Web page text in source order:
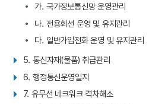
가. 국가정보통신망 운영관리
나. 전용회선 운영 및 유지관리
다. 일반가입전화 운영 및 유지관리
5. 통신자재(물품) 취급관리
6. 행정통신운영일지
7. 유무선 네크워크 격차해소